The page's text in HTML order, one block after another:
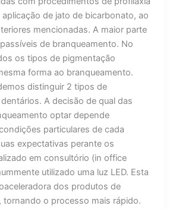
de jato de bicarbonato, ao
mencionadas. A maior parte
de branqueamento. No
os tipos de pigmentação
forma ao branqueamento.
distinguir 2 tipos de
A decisão de qual das
optar depende
particulares de cada
expectativas perante os
em consultório (in office
utilizado uma luz LED. Esta
dos produtos de
tornando o processo mais rápido.